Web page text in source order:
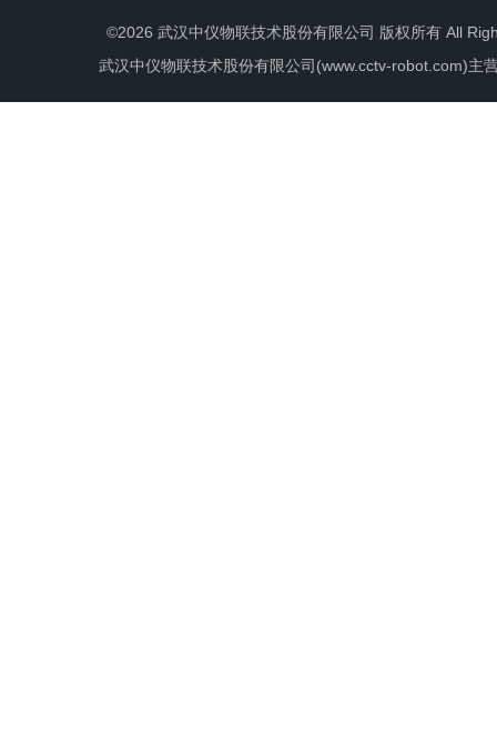
©2026 武汉中仪物联技术股份有限公司 版权所有 All
武汉中仪物联技术股份有限公司(www.cctv-robot.com)主